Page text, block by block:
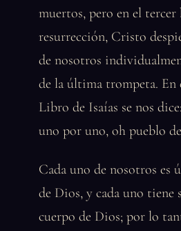
muertos, pero en el tercer
resurrección, Cristo
de nosotros
de la última trompeta. En
Libro de Isaías se nos
uno por uno, oh pueblo
Cada uno de nosotros es
de Dios, y cada uno tiene
cuerpo de Dios; por lo